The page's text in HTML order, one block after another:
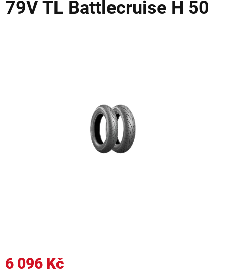
79V TL Battlecruise H 50
6 096 Kč